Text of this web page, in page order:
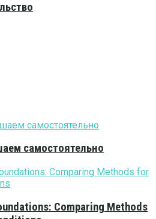
самостоятельно
Comparing Methods